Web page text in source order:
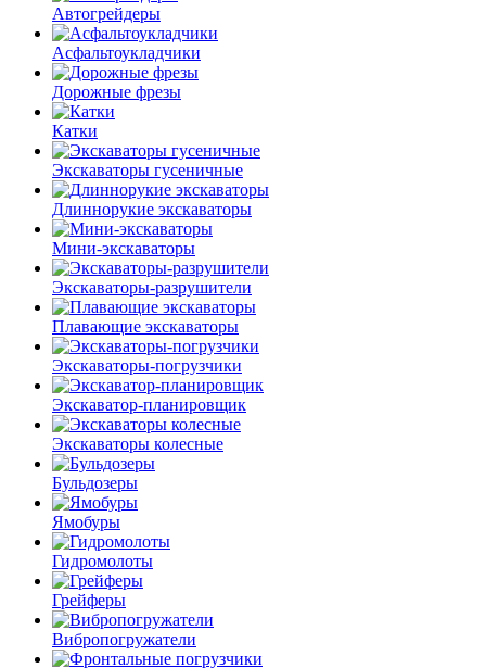
Автогрейдеры
Асфальто­укладчики
Дорожные фрезы
Катки
Экскаваторы гусеничные
Длиннорукие экскаваторы
Мини-экскаваторы
Экскаваторы-разрушители
Плавающие экскаваторы
Экскаваторы-погрузчики
Экскаватор-планировщик
Экскаваторы колесные
Бульдозеры
Ямобуры
Гидромолоты
Грейферы
Вибро­погружатели